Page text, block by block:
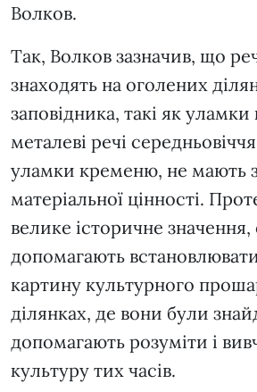
Волков.
Так, Волков зазначив, що
знаходять на оголених
заповідника, такі як уламки
металеві речі
уламки кременю, не мають
матеріальної цінності.
велике історичне значення,
допомагають
картину культурного
ділянках, де вони були
допомагають розуміти і
культуру тих часів.